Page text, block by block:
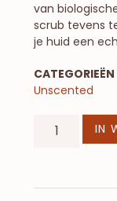
van
scrub tevens
je huid een
CATEGORIEËN
Unscented
IN